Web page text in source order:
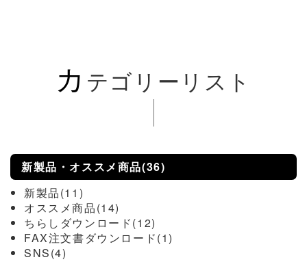
カ テゴリーリスト
新製品・オススメ商品(36)
新製品(11)
オススメ商品(14)
ちらしダウンロード(12)
FAX注文書ダウンロード(1)
SNS(4)